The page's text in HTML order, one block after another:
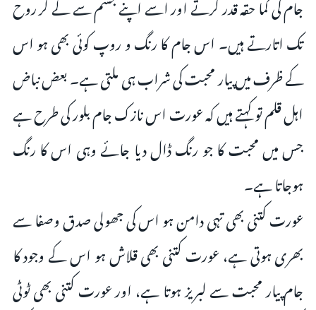
تک اتارتے ہیں۔ اس جام کا رنگ و روپ کوئی بھی ہو اس
کے ظرف میں پیار محبت کی شراب ہی ملتی ہے۔ بعض نباض
اہل قلم تو کہتے ہیں کہ عورت اس نازک جام بلور کی طرح ہے
جس میں محبت کا جو رنگ ڈال دیا جائے وہی اس کا رنگ
ہوجاتا ہے۔
عورت کتنی بھی تہی دامن ہو اس کی جھولی صدق وصفا سے
بھری ہوتی ہے، عورت کتنی بھی قلاش ہو اس کے وجود کا
جام پیار محبت سے لبریز ہوتا ہے، اور عورت کتنی بھی ٹوٹی